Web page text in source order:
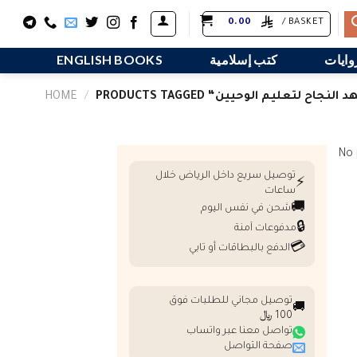
content
BASKET /
كتب إسلامية ENGLISH BOOKS
HOME /
⚡
توصيل سريع داخل الرياض خلال
ساعات
🚚شحن في نفس اليوم
🔒مدفوعات آمنة
💳الدفع بالبطاقات أو تابي
🚚
توصيل مجاني للطلبات فوق
100 ﷼
تواصل معنا عبر واتساب
صفحة التواصل
No